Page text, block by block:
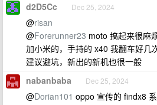
d2D5Cc Dec 25, 2024
@risan
@Forerunner23 moto 搞起来很麻
加小米的，手持的 x40 我翻车好几
建议避坑，新出的新机也很一般
nabanbaba Dec 25, 2024
@Dorian101 oppo 宣传的 findx8